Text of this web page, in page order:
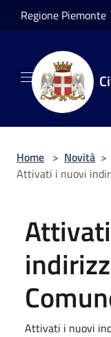
Salta al contenuto
Regione Piemonte
Home > Novità >
Attivati i nuovi
Attivati i nuovi